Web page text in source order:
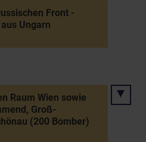
Front -
Ungarn
Raum Wien sowie
Groß-
(200 Bomber)